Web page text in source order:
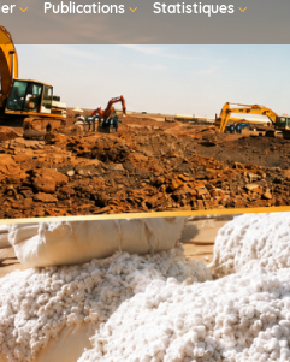
Publications Statistiques